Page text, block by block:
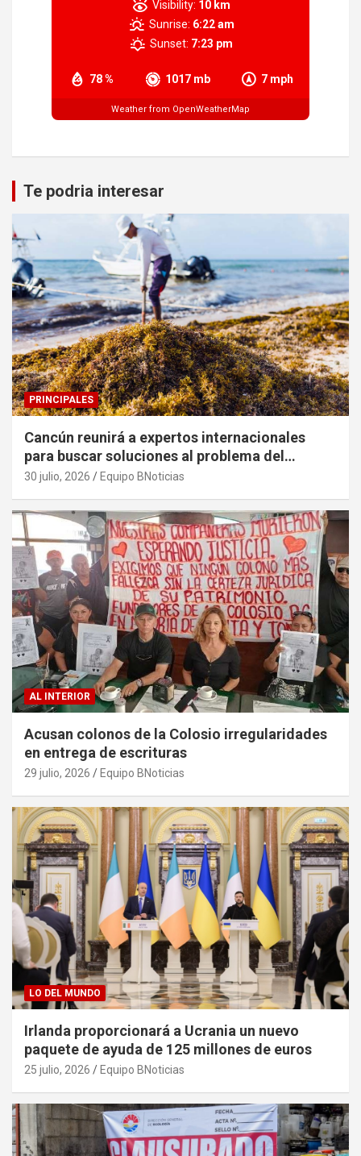
78 % 1017 mb 7 mph
Visibility: 10 km
Sunrise: 6:22 am
Sunset: 7:23 pm
Weather from OpenWeatherMap
Te podria interesar
PRINCIPALES
Cancún reunirá a expertos internacionales
para buscar soluciones al problema del
sargazo
30 julio, 2026 Equipo BNoticias
AL INTERIOR
Acusan colonos de la Colosio irregularidades
en entrega de escrituras
29 julio, 2026 Equipo BNoticias
LO DEL MUNDO
Irlanda proporcionará a Ucrania un nuevo
paquete de ayuda de 125 millones de euros
25 julio, 2026 Equipo BNoticias